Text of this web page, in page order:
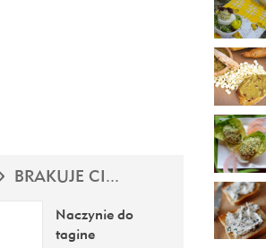
BRAKUJE CI...
Naczynie do
tagine